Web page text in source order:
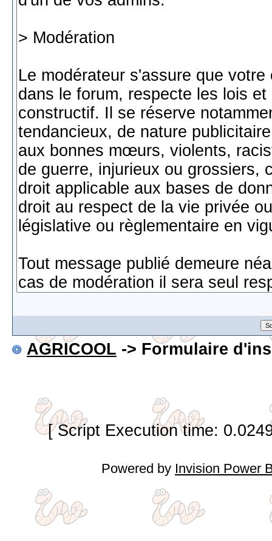
AGRICOOL -> Formulaire
[ Script Execution time:
Powered by Invision Power